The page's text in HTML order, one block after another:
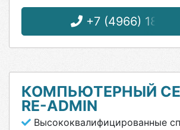
+7 (4966) 18-72-
КОМПЬЮТЕРНЫЙ
RE-ADMIN
Высококвалифицированные